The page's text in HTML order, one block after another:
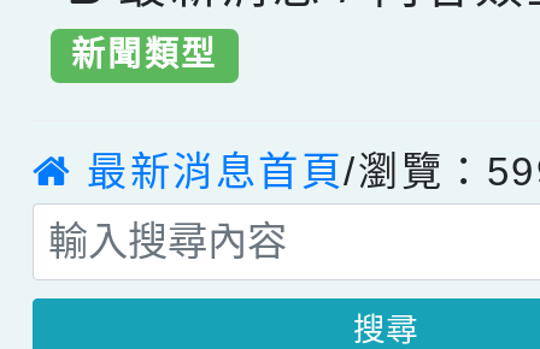
新聞類型
最新消息首頁/瀏覽：
搜尋